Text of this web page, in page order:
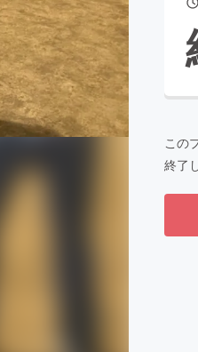
GoodCAMPFIRE Creation
と納税machi-yaコミュニティ
この
終了